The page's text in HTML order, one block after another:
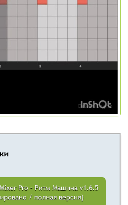
Pro – Ритм Машина v1.6.5
/ полная версия)